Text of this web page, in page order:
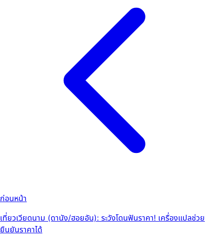
ก่อนหน้า
เที่ยวเวียดนาม (ดานัง/ฮอยอัน): ระวังโดนฟันราคา! เครื่องแปลช่วย
ยืนยันราคาได้